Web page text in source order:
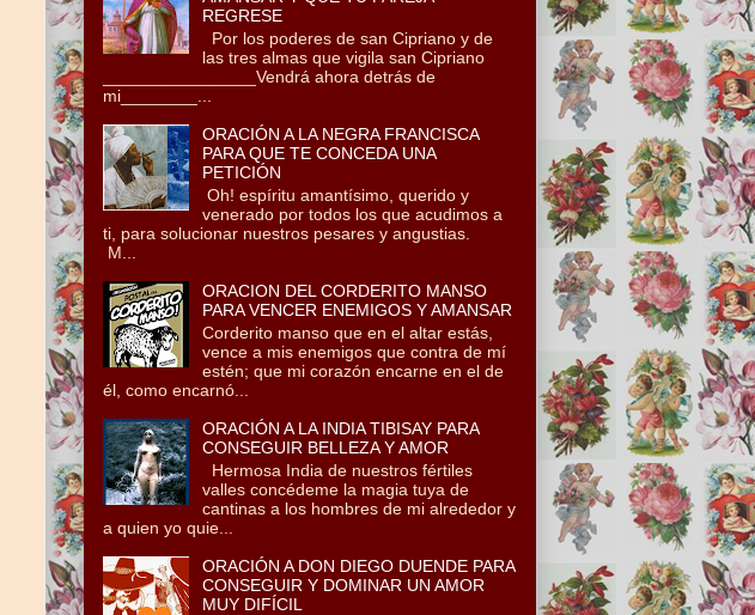
REGRESE
Por los poderes de san Cipriano y de
las tres almas que vigila san Cipriano
________________Vendrá ahora detrás de
mi________...
ORACIÓN A LA NEGRA FRANCISCA
PARA QUE TE CONCEDA UNA
PETICIÓN
Oh! espíritu amantísimo, querido y
venerado por todos los que acudimos a
ti, para solucionar nuestros pesares y angustias.
M...
ORACION DEL CORDERITO MANSO
PARA VENCER ENEMIGOS Y AMANSAR
Corderito manso que en el altar estás,
vence a mis enemigos que contra de mí
estén; que mi corazón encarne en el de
él, como encarnó...
ORACIÓN A LA INDIA TIBISAY PARA
CONSEGUIR BELLEZA Y AMOR
Hermosa India de nuestros fértiles
valles concédeme la magia tuya de
cantinas a los hombres de mi alrededor y
a quien yo quie...
ORACIÓN A DON DIEGO DUENDE PARA
CONSEGUIR Y DOMINAR UN AMOR
MUY DIFÍCIL